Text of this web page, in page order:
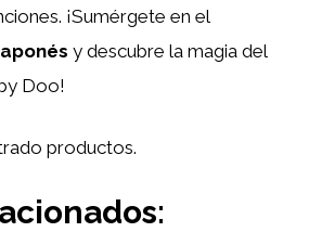
¡Sumérgete en el
y descubre la magia del
Doo!
productos.